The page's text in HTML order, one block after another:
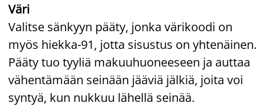
Väri
Valitse sänkyyn pääty, jonka värikoodi on
myös hiekka-91, jotta sisustus on yhtenäinen.
Pääty tuo tyyliä makuuhuoneeseen ja auttaa
vähentämään seinään jääviä jälkiä, joita voi
syntyä, kun nukkuu lähellä seinää.